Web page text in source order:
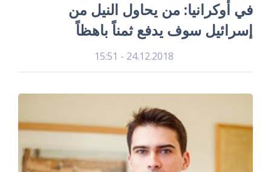
في أوكرانيا: من يحاول النيل من
إسرائيل سوف يدفع ثمناً باهظاً
24.12.2018 - 15:51